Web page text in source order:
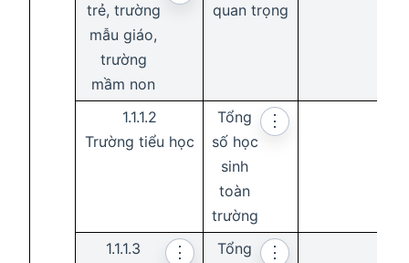
trẻ, trường
mẫu giáo,
trường
mầm non
quan trọng
1.1.1.2
Trường tiểu học
Tổng
số học
sinh
toàn
trường
⋮
1.1.1.3
⋮
Tổng
⋮